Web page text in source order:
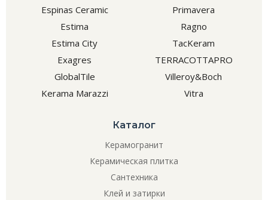
Espinas Ceramic
Estima
Estima City
Exagres
GlobalTile
Kerama Marazzi
Primavera
Ragno
TacKeram
TERRACOTTAPRO
Villeroy&Boch
Vitra
Каталог
Керамогранит
Керамическая плитка
Сантехника
Клей и затирки